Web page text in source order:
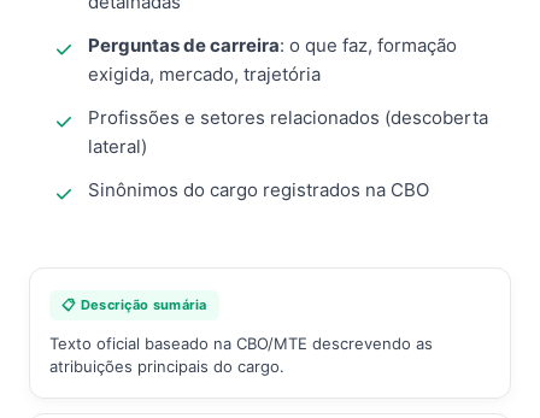
Perguntas de carreira: o que faz, formação
exigida, mercado, trajetória
Profissões e setores relacionados (descoberta
lateral)
Sinônimos do cargo registrados na CBO
📋 Descrição sumária
Texto oficial baseado na CBO/MTE descrevendo as
atribuições principais do cargo.